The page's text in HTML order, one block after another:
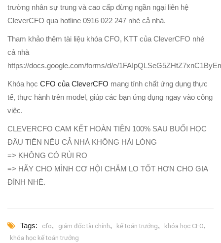
trường nhân sự trung và cao cấp đừng ngần ngại liên hệ
CleverCFO qua hotline 0916 022 247 nhé cả nhà.
Tham khảo thêm tài liệu khóa CFO, KTT của CleverCFO nhé
cả nhà
https://docs.google.com/forms/d/e/
Khóa học CFO của CleverCFO mang tính chất ứng dụng thực
tế, thực hành trên model, giúp các bạn ứng dụng ngay vào công
việc.
CLEVERCFO CAM KẾT HOÀN TIỀN 100% SAU BUỔI HỌC
ĐẦU TIÊN NẾU CẢ NHÀ KHÔNG HÀI LÒNG
=> KHÔNG CÓ RỦI RO
=> HÃY CHO MÌNH CƠ HỘI CHĂM LO TỐT HƠN CHO GIA
ĐÌNH NHÉ.
Tags: cfo, giám đốc tài chính, kế toán trưởng, khóa học CFO,
khóa học kế toán trưởng